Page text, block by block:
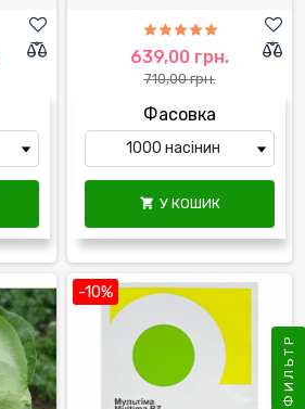
639,00 грн.
710,00 грн.
Фасовка
 У КОШИК
-10%
ФИЛЬТР